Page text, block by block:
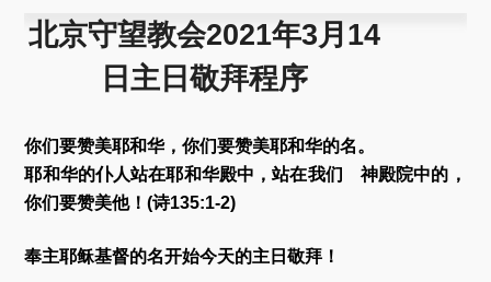
北京守望教会2021年3月14
日主日敬拜程序
你们要赞美耶和华，你们要赞美耶和华的名。
耶和华的仆人站在耶和华殿中，站在我们 神殿院中的，
你们要赞美他！(诗135:1-2)
奉主耶稣基督的名开始今天的主日敬拜！